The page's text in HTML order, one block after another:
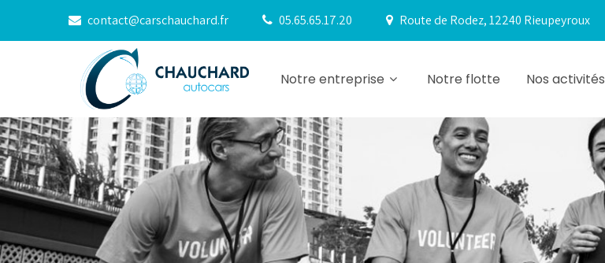
contact@carschauchard.fr 05.65.65.17.20 Route de Rodez, 12240 Rieupeyroux
Notre entreprise Notre flotte Nos activités